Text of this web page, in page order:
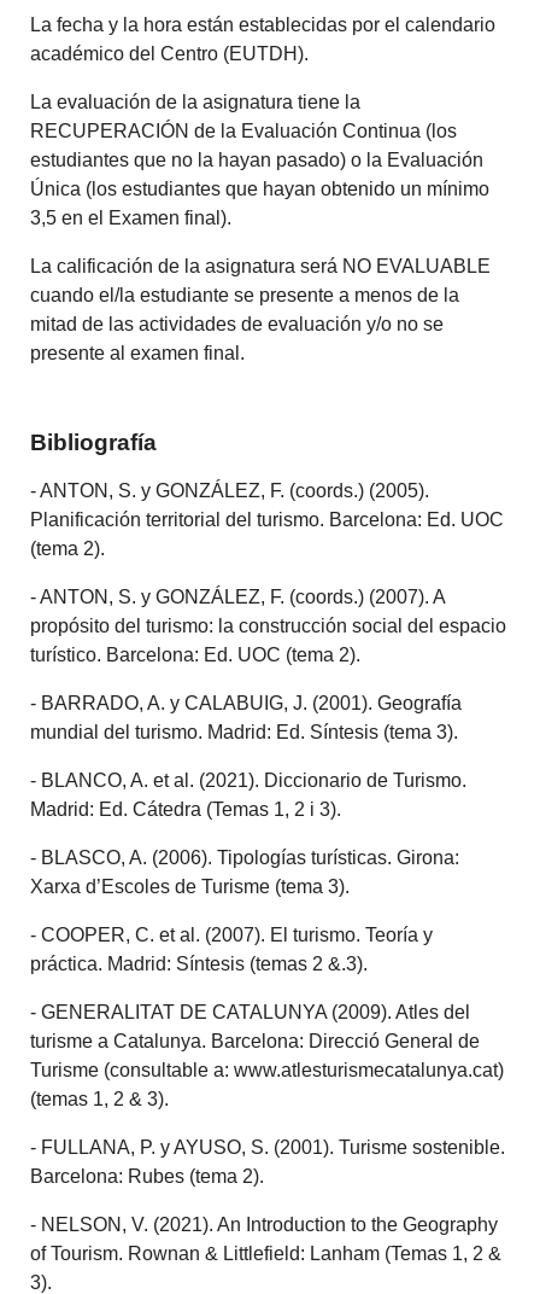
La fecha y la hora están establecidas por el calendario
académico del Centro (EUTDH).
La evaluación de la asignatura tiene la
RECUPERACIÓN de la Evaluación Continua (los
estudiantes que no la hayan pasado) o la Evaluación
Única (los estudiantes que hayan obtenido un mínimo
3,5 en el Examen final).
La calificación de la asignatura será NO EVALUABLE
cuando el/la estudiante se presente a menos de la
mitad de las actividades de evaluación y/o no se
presente al examen final.
Bibliografía
- ANTON, S. y GONZÁLEZ, F. (coords.) (2005).
Planificación territorial del turismo. Barcelona: Ed. UOC
(tema 2).
- ANTON, S. y GONZÁLEZ, F. (coords.) (2007). A
propósito del turismo: la construcción social del espacio
turístico. Barcelona: Ed. UOC (tema 2).
- BARRADO, A. y CALABUIG, J. (2001). Geografía
mundial del turismo. Madrid: Ed. Síntesis (tema 3).
- BLANCO, A. et al. (2021). Diccionario de Turismo.
Madrid: Ed. Cátedra (Temas 1, 2 i 3).
- BLASCO, A. (2006). Tipologías turísticas. Girona:
Xarxa d’Escoles de Turisme (tema 3).
- COOPER, C. et al. (2007). El turismo. Teoría y
práctica. Madrid: Síntesis (temas 2 &.3).
- GENERALITAT DE CATALUNYA (2009). Atles del
turisme a Catalunya. Barcelona: Direcció General de
Turisme (consultable a: www.atlesturismecatalunya.cat)
(temas 1, 2 & 3).
- FULLANA, P. y AYUSO, S. (2001). Turisme sostenible.
Barcelona: Rubes (tema 2).
- NELSON, V. (2021). An Introduction to the Geography
of Tourism. Rownan & Littlefield: Lanham (Temas 1, 2 &
3).